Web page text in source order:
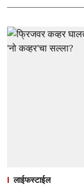
लाईफस्टाईल